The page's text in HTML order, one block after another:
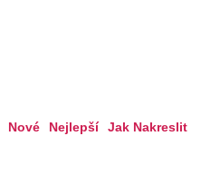
Nové Nejlepší Jak Nakreslit